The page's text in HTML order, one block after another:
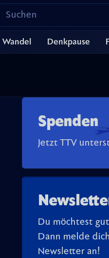
Wandel Denkpause
Spenden
Jetzt TTV
Du möchtest
Dann melde
Newsletter an!